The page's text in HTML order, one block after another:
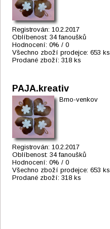
Registrován: 10.2.2017
Oblíbenost: 34 fanoušků
Hodnocení: 0% / 0
Všechno zboží prodejce: 653 ks
Prodané zboží: 318 ks
PAJA.kreativ
Brno-venkov
Registrován: 10.2.2017
Oblíbenost: 34 fanoušků
Hodnocení: 0% / 0
Všechno zboží prodejce: 653 ks
Prodané zboží: 318 ks